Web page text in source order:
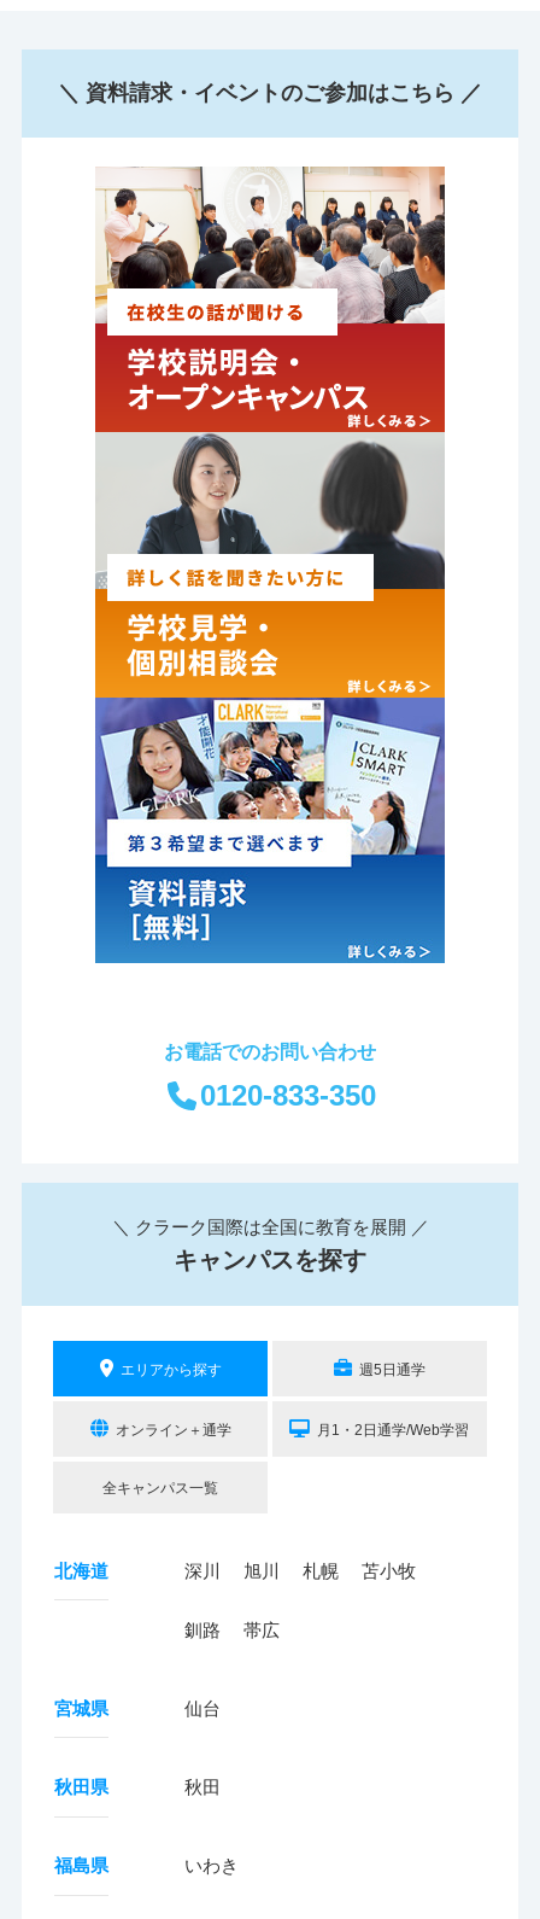
＼ 資料請求・イベントのご参加はこちら ／
お電話でのお問い合わせ
0120-833-350
＼ クラーク国際は全国に教育を展開 ／
キャンパスを探す
エリアから探す 週5日通学
オンライン＋通学 月1・2日通学/Web学習
全キャンパス一覧
北海道 深川 旭川 札幌 苫小牧
釧路 帯広
宮城県 仙台
秋田県 秋田
福島県 いわき